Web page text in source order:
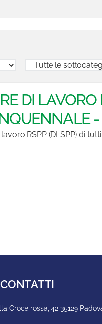
DI LAVORO
-
RSPP (DLSPP) di
Croce rossa, 42 35129